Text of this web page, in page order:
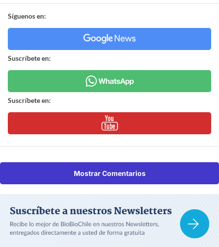
Síguenos en:
Suscríbete en:
Suscríbete en:
Mostrar Comentarios